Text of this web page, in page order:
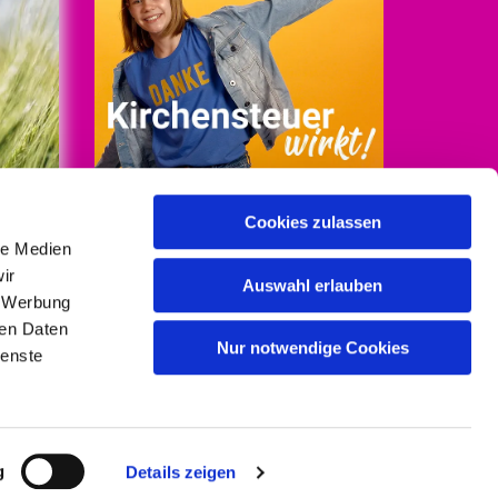
Medien
Daten
Details zeigen
Cookies zulassen
Auswahl erlauben
Nur notwendige Cookies
Mehr Infos auf
kirchensteuer-wirkt.de